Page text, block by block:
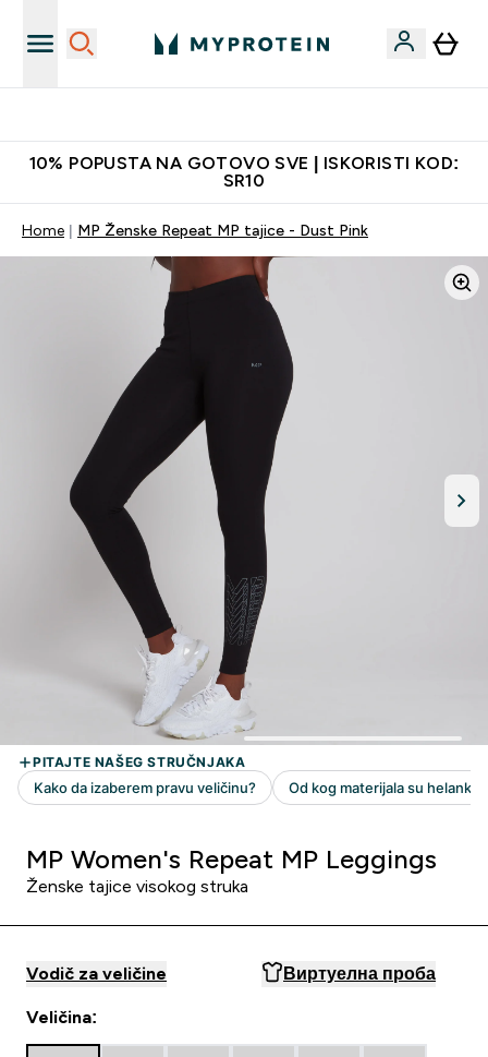
10% POPUSTA NA GOTOVO SVE | ISKORISTI KOD:
SR10
Home MP Ženske Repeat MP tajice - Dust Pink
MP Women's Repeat MP Leggings
Ženske tajice visokog struka
Vodič za veličine Виртуелна проба
Veličina: